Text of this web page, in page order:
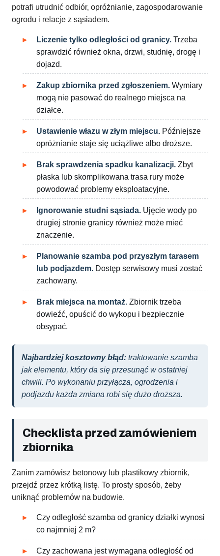
potrafi utrudnić odbiór, opróżnianie, zagospodarowanie
ogrodu i relacje z sąsiadem.
Liczenie tylko odległości od granicy. Trzeba
sprawdzić również okna, drzwi, studnię, drogę i
dojazd.
Zakup zbiornika przed zgłoszeniem. Wymiary
mogą nie pasować do realnego miejsca na
działce.
Ustawienie włazu w złym miejscu. Późniejsze
opróżnianie staje się uciążliwe albo droższe.
Brak sprawdzenia spadku kanalizacji. Zbyt
płaska lub skomplikowana trasa rury może
powodować problemy eksploatacyjne.
Ignorowanie studni sąsiada. Ujęcie wody po
drugiej stronie granicy również może mieć
znaczenie.
Planowanie szamba pod przyszłym tarasem
lub podjazdem. Dostęp serwisowy musi zostać
zachowany.
Brak miejsca na montaż. Zbiornik trzeba
dowieźć, opuścić do wykopu i bezpiecznie
obsypać.
Najbardziej kosztowny błąd: traktowanie szamba
jak elementu, który da się przesunąć w ostatniej
chwili. Po wykonaniu przyłącza, ogrodzenia i
podjazdu każda zmiana robi się dużo droższa.
Checklista przed zamówieniem
zbiornika
Zanim zamówisz betonowy lub plastikowy zbiornik,
przejdź przez krótką listę. To prosty sposób, żeby
uniknąć problemów na budowie.
Czy odległość szamba od granicy działki wynosi
co najmniej 2 m?
Czy zachowana jest wymagana odległość od